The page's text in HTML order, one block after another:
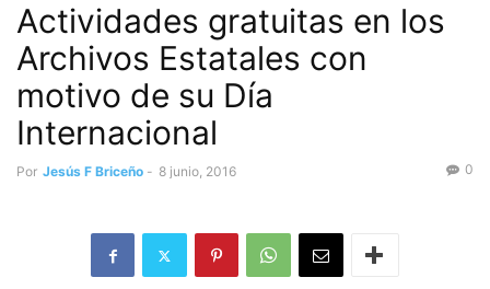
Actividades gratuitas en los
Archivos Estatales con
motivo de su Día
Internacional
Por Jesús F Briceño - 8 junio, 2016 0